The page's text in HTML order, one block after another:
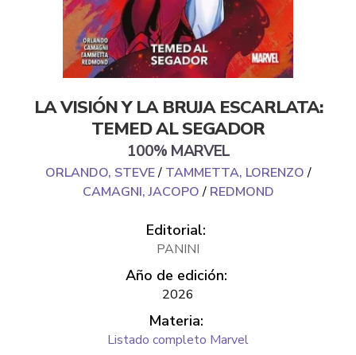
LA VISIÓN Y LA BRUJA ESCARLATA:
TEMED AL SEGADOR
100% MARVEL
ORLANDO, STEVE/ TAMMETTA, LORENZO/
CAMAGNI, JACOPO/ REDMOND
Editorial:
PANINI
Año de edición:
2026
Materia:
Listado completo Marvel